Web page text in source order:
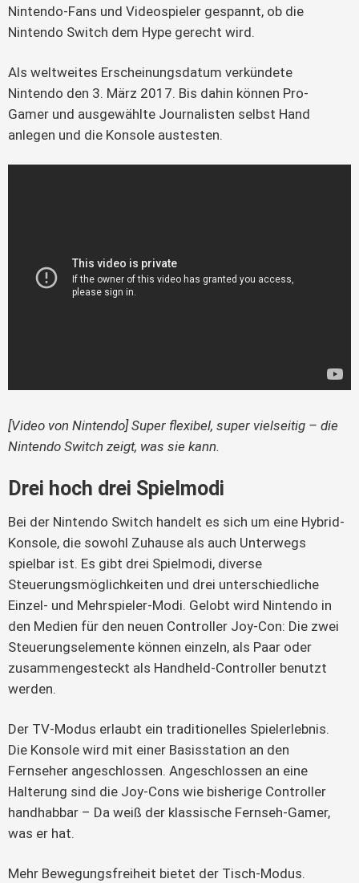
Nintendo-Fans und Videospieler gespannt, ob die
Nintendo Switch dem Hype gerecht wird.
Als weltweites Erscheinungsdatum verkündete
Nintendo den 3. März 2017. Bis dahin können Pro-
Gamer und ausgewählte Journalisten selbst Hand
anlegen und die Konsole austesten.
[Video von Nintendo] Super flexibel, super vielseitig – die
Nintendo Switch zeigt, was sie kann.
Drei hoch drei Spielmodi
Bei der Nintendo Switch handelt es sich um eine Hybrid-
Konsole, die sowohl Zuhause als auch Unterwegs
spielbar ist. Es gibt drei Spielmodi, diverse
Steuerungsmöglichkeiten und drei unterschiedliche
Einzel- und Mehrspieler-Modi. Gelobt wird Nintendo in
den Medien für den neuen Controller Joy-Con: Die zwei
Steuerungselemente können einzeln, als Paar oder
zusammengesteckt als Handheld-Controller benutzt
werden.
Der TV-Modus erlaubt ein traditionelles Spielerlebnis.
Die Konsole wird mit einer Basisstation an den
Fernseher angeschlossen. Angeschlossen an eine
Halterung sind die Joy-Cons wie bisherige Controller
handhabbar – Da weiß der klassische Fernseh-Gamer,
was er hat.
Mehr Bewegungsfreiheit bietet der Tisch-Modus.